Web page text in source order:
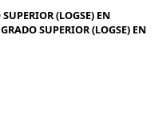
(LOGSE) EN
SUPERIOR (LOGSE) EN